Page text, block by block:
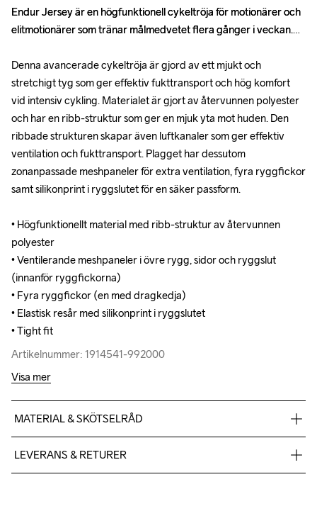
Endur Jersey är en högfunktionell cykeltröja för motionärer och
elitmotionärer som tränar målmedvetet flera gånger i veckan.
Denna avancerade cykeltröja är gjord av ett mjukt och
stretchigt tyg som ger effektiv fukttransport och hög komfort
vid intensiv cykling. Materialet är gjort av återvunnen polyester
och har en ribb-struktur som ger en mjuk yta mot huden. Den
ribbade strukturen skapar även luftkanaler som ger effektiv
ventilation och fukttransport. Plagget har dessutom
zonanpassade meshpaneler för extra ventilation, fyra ryggfickor
samt silikonprint i ryggslutet för en säker passform.
• Högfunktionellt material med ribb-struktur av återvunnen
polyester
• Ventilerande meshpaneler i övre rygg, sidor och ryggslut
(innanför ryggfickorna)
• Fyra ryggfickor (en med dragkedja)
• Elastisk resår med silikonprint i ryggslutet
• Tight fit
Artikelnummer: 1914541-992000
Endur Jersey är en högfunktionell cykeltröja för motionärer och
elitmotionärer som tränar målmedvetet flera gånger i veckan.
Denna avancerade cykeltröja är gjord av ett mjukt och
stretchigt tyg som ger effektiv fukttransport och hög komfort
vid intensiv cykling. Materialet är gjort av återvunnen polyester
och har en ribb-struktur som ger en mjuk yta mot huden. Den
ribbade strukturen skapar även luftkanaler som ger effektiv
ventilation och fukttransport. Plagget har dessutom
zonanpassade meshpaneler för extra ventilation, fyra ryggfickor
samt silikonprint i ryggslutet för en säker passform.
• Högfunktionellt material med ribb-struktur av återvunnen
polyester
• Ventilerande meshpaneler i övre rygg, sidor och ryggslut
(innanför ryggfickorna)
• Fyra ryggfickor (en med dragkedja)
• Elastisk resår med silikonprint i ryggslutet
• Tight fit
Artikelnummer: 1914541-992000
Visa mer
MATERIAL & SKÖTSELRÅD
100% Polyester-Recycled
LEVERANS & RETURER